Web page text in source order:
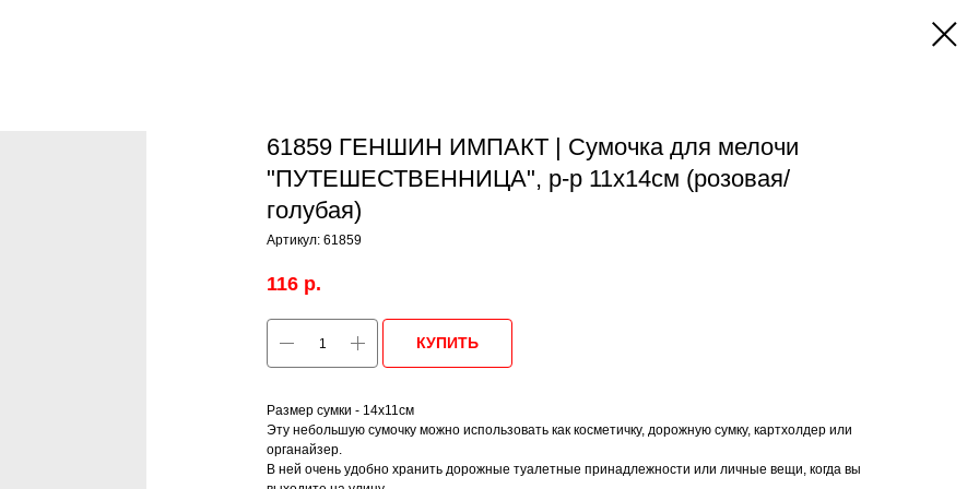
61859 ГЕНШИН ИМПАКТ | Сумочка для мелочи
"ПУТЕШЕСТВЕННИЦА", р-р 11х14см (розовая/
голубая)
Артикул: 61859
116 р.
КУПИТЬ
Размер сумки - 14х11см
Эту небольшую сумочку можно использовать как косметичку, дорожную сумку, картхолдер или
органайзер.
В ней очень удобно хранить дорожные туалетные принадлежности или личные вещи, когда вы